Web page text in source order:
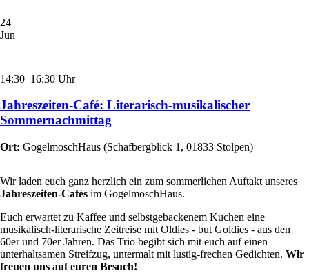
24
Jun
14:30–16:30 Uhr
Jahreszeiten-Café: Literarisch-musikalischer
Sommernachmittag
Ort: GogelmoschHaus (Schafbergblick 1, 01833 Stolpen)
Wir laden euch ganz herzlich ein zum sommerlichen Auftakt unseres
Jahreszeiten-Cafés im GogelmoschHaus.
Euch erwartet zu Kaffee und selbstgebackenem Kuchen eine
musikalisch-literarische Zeitreise mit Oldies - but Goldies - aus den
60er und 70er Jahren. Das Trio begibt sich mit euch auf einen
unterhaltsamen Streifzug, untermalt mit lustig-frechen Gedichten. Wir
freuen uns auf euren Besuch!